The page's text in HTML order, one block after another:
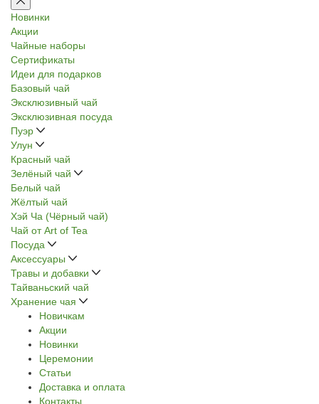
Новинки
Акции
Чайные наборы
Сертификаты
Идеи для подарков
Базовый чай
Эксклюзивный чай
Эксклюзивная посуда
Пуэр
Улун
Красный чай
Зелёный чай
Белый чай
Жёлтый чай
Хэй Ча (Чёрный чай)
Чай от Art of Tea
Посуда
Аксессуары
Травы и добавки
Тайваньский чай
Хранение чая
Новичкам
Акции
Новинки
Церемонии
Статьи
Доставка и оплата
Контакты